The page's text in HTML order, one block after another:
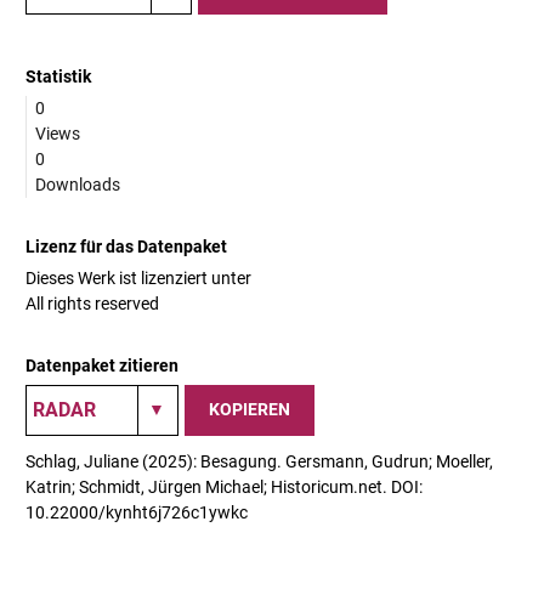
Statistik
0
Views
0
Downloads
Lizenz für das Datenpaket
Dieses Werk ist lizenziert unter
All rights reserved
Datenpaket zitieren
KOPIEREN
Schlag, Juliane (2025): Besagung. Gersmann, Gudrun; Moeller,
Katrin; Schmidt, Jürgen Michael; Historicum.net. DOI:
10.22000/kynht6j726c1ywkc